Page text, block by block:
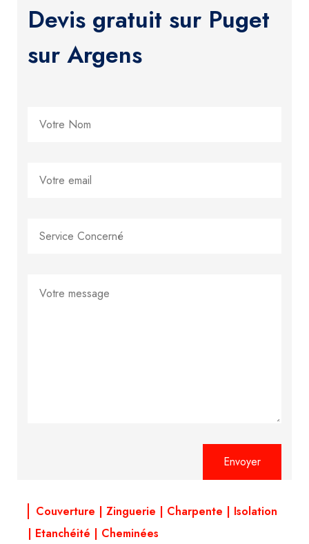
Devis gratuit sur Puget
sur Argens
Couverture | Zinguerie | Charpente | Isolation
| Etanchéité | Cheminées